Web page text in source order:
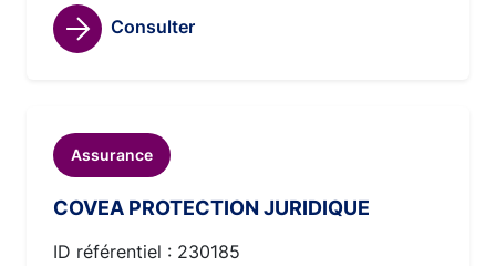
Consulter
Assurance
COVEA PROTECTION JURIDIQUE
ID référentiel : 230185